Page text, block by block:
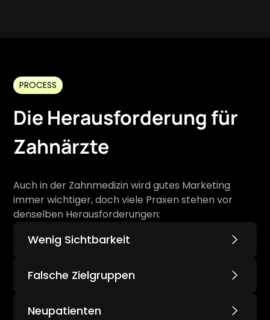
PROCESS
Die Herausforderung für
Zahnärzte
Auch in der Zahnmedizin wird gutes Marketing
immer wichtiger, doch viele Praxen stehen vor
denselben Herausforderungen:
Wenig Sichtbarkeit
optimieren, ist ein Vollzeitjob. Wir übernehmen
Falsche Zielgruppen
bringt dir wirklich Kunden?
Neupatienten